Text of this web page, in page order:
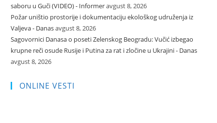
saboru u Guči (VIDEO) - Informeravgust 8, 2026
Požar uništio prostorije i dokumentaciju ekološkog udruženja iz
Valjeva - Danasavgust 8, 2026
Sagovornici Danasa o poseti Zelenskog Beogradu: Vučić izbegao
krupne reči osude Rusije i Putina za rat i zločine u Ukrajini - Danas
avgust 8, 2026
ONLINE VESTI